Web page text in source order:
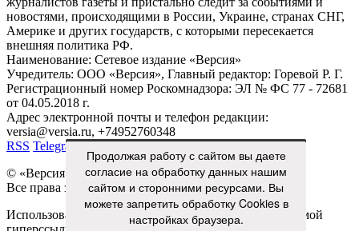
1
Крушение медицинского самолета в США впервые
связали с военными испытаниями глушителя GPS
Общероссийское издание журналистских расследований
«Версия» Газета «Наша версия» основана Артёмом Боровиком
в 1998 году как газета расследований. Официальный сайт
«Версия» публикует материалы штатных и внештатных
журналистов газеты и пристально следит за событиями и
новостями, происходящими в России, Украине, странах СНГ,
Америке и других государств, с которыми пересекается
внешняя политика РФ.
Наименование:
Cетевое издание «Версия»
Учредитель:
ООО «Версия»,Главный редактор:Горевой Р. Г.
Регистрационный номер Роскомнадзора:ЭЛ № ФС 77 - 72681
Продолжая работу с сайтом вы даете
согласие на обработку данных нашим
сайтом и сторонними ресурсами. Вы
можете запретить обработку Cookies в
настройках браузера.